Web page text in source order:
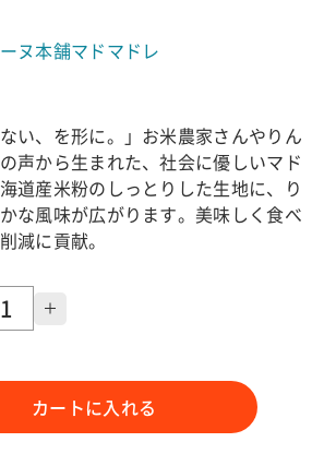
ヌ本舗マドマドレ
ない、を形に。」お米農家さんやりん
声から生まれた、社会に優しいマド
道産米粉のしっとりした生地に、り
な風味が広がります。美味しく食べ
減に貢献。
カートに入れる